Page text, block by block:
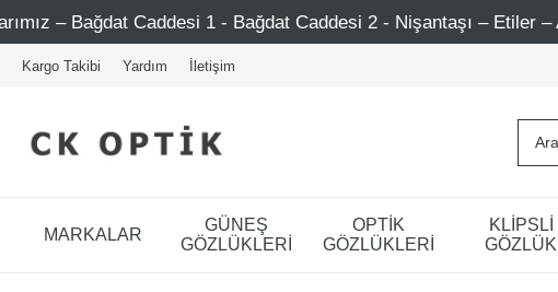
Caddesi 1 - Bağdat Caddesi 2 - Nişantaşı – Etiler – Ataşehir
Kargo Takibi Yardım İletişim
MARKALAR
GÜNEŞ
GÖZLÜKLERİ
OPTİK
GÖZLÜKLERİ
KLİPSLİ
GÖZLÜK